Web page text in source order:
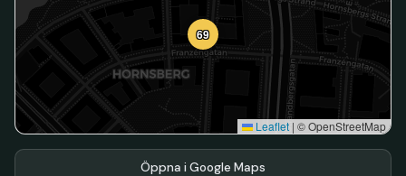
69
Leaflet | © OpenStreetMap
Öppna i Google Maps